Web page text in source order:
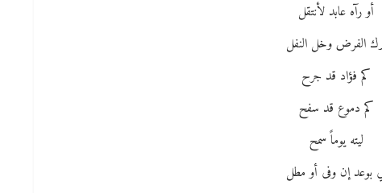
أو رآه عابد لأنتقل
الفرض وخل النفل
كم فؤاد قد جرح
كم دموع قد سفح
ليته يوماً سمح
بوعد إن وفى أو مطل